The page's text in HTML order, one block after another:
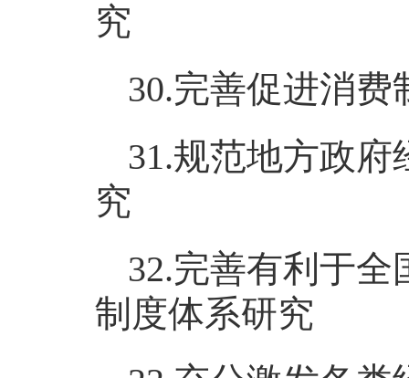
究
30.完善促进消费
31.规范地方政
究
32.完善有利于
制度体系研究